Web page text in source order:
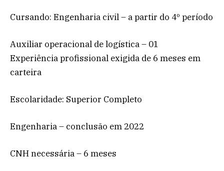
Cursando: Engenharia civil – a partir do 4º período
Auxiliar operacional de logística – 01
Experiência profissional exigida de 6 meses em
carteira
Escolaridade: Superior Completo
Engenharia – conclusão em 2022
CNH necessária – 6 meses